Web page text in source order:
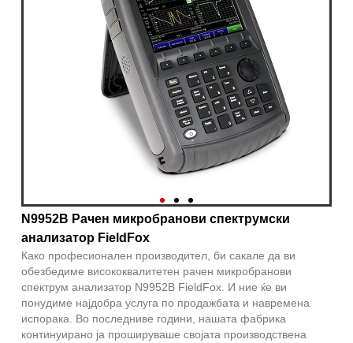
N9952B Рачен микробранови спектрумски
анализатор FieldFox
Како професионален производител, би сакале да ви
обезбедиме висококвалитетен рачен микробранови
спектрум анализатор N9952B FieldFox. И ние ќе ви
понудиме најдобра услуга по продажбата и навремена
испорака. Во последниве години, нашата фабрика
континуирано ја прошируваше својата производствена